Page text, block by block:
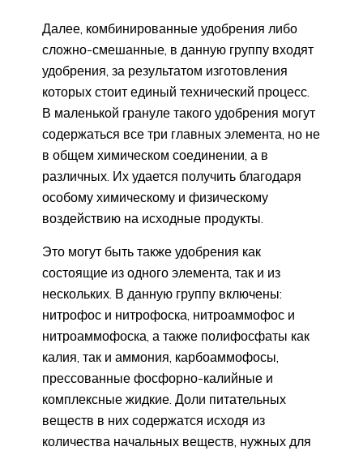
Далее, комбинированные удобрения либо
сложно-смешанные, в данную группу входят
удобрения, за результатом изготовления
которых стоит единый технический процесс.
В маленькой грануле такого удобрения могут
содержаться все три главных элемента, но не
в общем химическом соединении, а в
различных. Их удается получить благодаря
особому химическому и физическому
воздействию на исходные продукты.
Это могут быть также удобрения как
состоящие из одного элемента, так и из
нескольких. В данную группу включены:
нитрофос и нитрофоска, нитроаммофос и
нитроаммофоска, а также полифосфаты как
калия, так и аммония, карбоаммофосы,
прессованные фосфорно-калийные и
комплексные жидкие. Доли питательных
веществ в них содержатся исходя из
количества начальных веществ, нужных для